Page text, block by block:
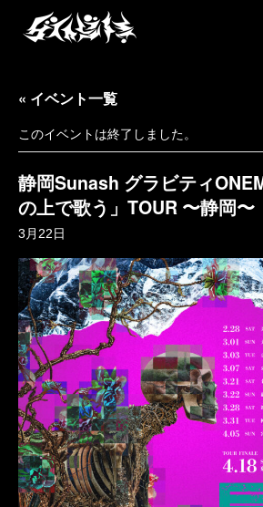
« イベント一覧
このイベントは終了しました。
静岡Sunash グラビティ
の上で歌う」TOUR 〜静岡〜
3月22日